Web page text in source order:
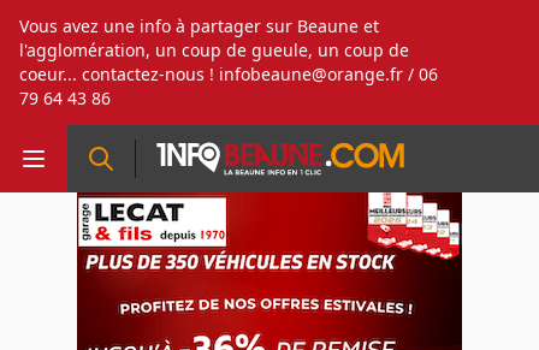
Vous avez une info à partager sur Beaune et
l'agglomération, un coup de gueule, un coup de
coeur... contactez-nous ! infobeaune@orange.fr / 06
79 64 43 86